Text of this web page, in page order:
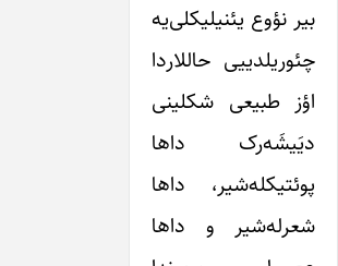
بیر نؤوع یئنیلیکلی‌یه
چئوریلدییی حاللاردا
اؤز طبیعی شکلینی
دیَیشَه‌رک داها
پوئتیکله‌شیر، داها
شعرله‌شیر و داها